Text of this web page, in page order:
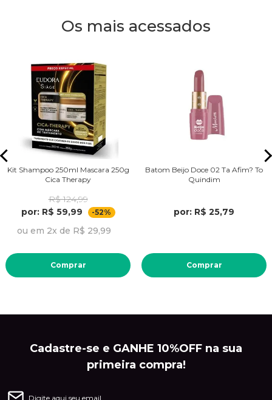
Os mais acessados
Kit Shampoo 250ml Mascara 250g
Cica Therapy
R$ 124,99
por: R$ 59,99
-52%
ou em 2x de R$ 29,99
Comprar
Batom Beijo Doce 02 Ta Afim? To
Quindim
por: R$ 25,79
Comprar
Cadastre-se e GANHE 10%OFF na sua
primeira compra!